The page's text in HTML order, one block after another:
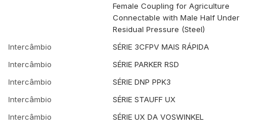
Female Coupling for Agriculture
Connectable with Male Half Under
Residual Pressure (Steel)
Intercâmbio
SÉRIE 3CFPV MAIS RÁPIDA
Intercâmbio
SÉRIE PARKER RSD
Intercâmbio
SÉRIE DNP PPK3
Intercâmbio
SÉRIE STAUFF UX
Intercâmbio
SÉRIE UX DA VOSWINKEL